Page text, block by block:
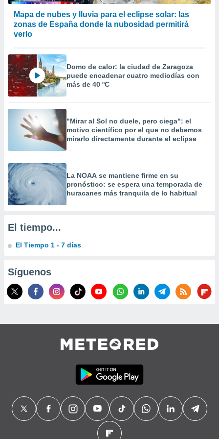
mediante
publicidad
de
1199
Mapa de nubes y lluvia para el eclipse solar: las
zonas de España donde la nubosidad permitirá
verlo
Domo de calor: la ciudad de Zaragoza
puede encadenar cuatro mediodías con
más de 40 ºC
"Mirar al Sol no duele, pero ciega": el
motivo científico por el que no debemos
mirarlo directamente durante el eclipse
La NOAA se mantiene firme en su
pronóstico: se espera una temporada de
huracanes más tranquila de lo habitual
El tiempo...
El Tiempo 1 - 7 días
Síguenos